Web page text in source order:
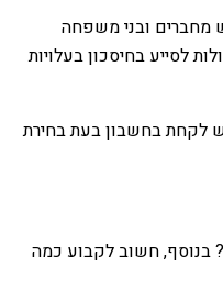
מחברים ובני משפחה
לסייע בחיסכון בעלויות
יש לקחת בחשבון בעת בחירת
בנוסף, חשוב לקבוע כמה